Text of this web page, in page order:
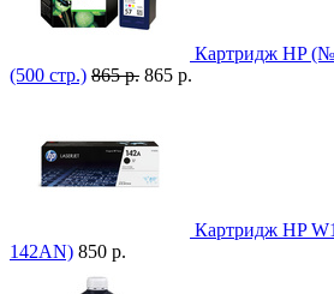
Картридж HP
(500 стр.) 865 р. 865 р.
Картридж HP
142AN) 850 р.